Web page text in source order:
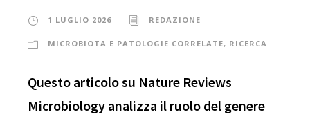
1 LUGLIO 2026 REDAZIONE
MICROBIOTA E PATOLOGIE CORRELATE, RICERCA
Questo articolo su Nature Reviews
Microbiology analizza il ruolo del genere